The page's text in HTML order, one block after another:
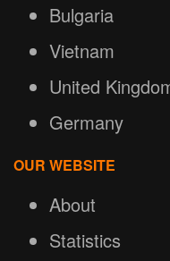
Bulgaria
Vietnam
United
Germany
OUR WEBSITE
About
Statistics